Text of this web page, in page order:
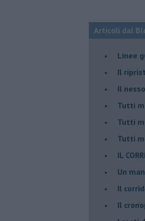
Articoli dal
​Linee
​Il
Il
Tutti
Tutti
​Tutti
IL
Un
Il
​Il